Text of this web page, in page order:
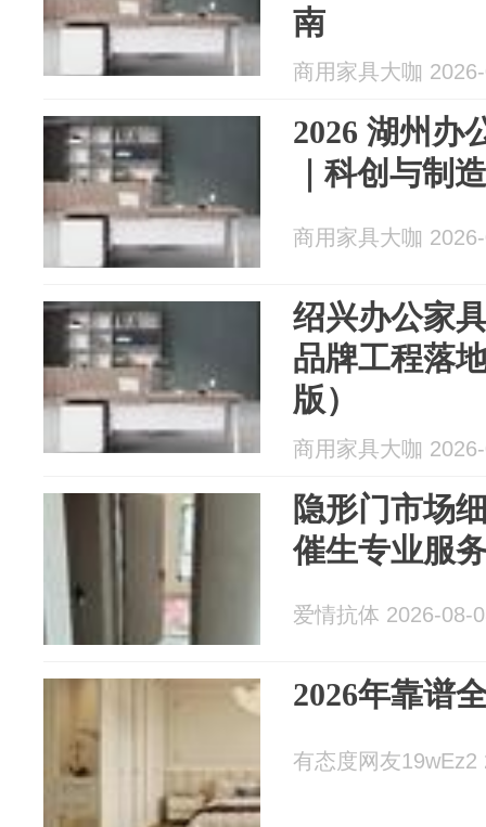
南
商用家具大咖
2026 湖州办
｜科创与制
商用家具大咖
绍兴办公家
品牌工程落
版）
商用家具大咖
隐形门市场
催生专业服
爱情抗体 2026-08-
2026年靠谱
有态度网友19wEz2